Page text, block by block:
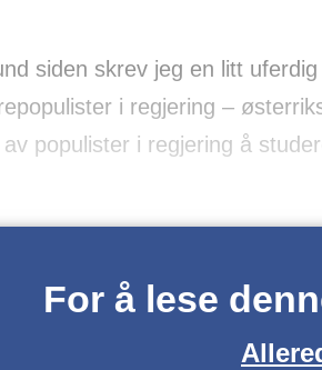
siden skrev jeg en litt uferdig
i regjering –
populister i regjering å
For å lese